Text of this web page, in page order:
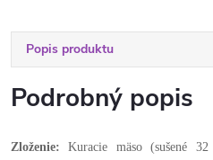
Popis produktu
Podrobný popis
Zloženie:Kuracie mäso (sušené